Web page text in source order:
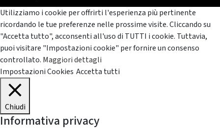
Utilizziamo i cookie per offrirti l'esperienza più pertinente
ricordando le tue preferenze nelle prossime visite. Cliccando su
"Accetta tutto", acconsenti all'uso di TUTTI i cookie. Tuttavia,
puoi visitare "Impostazioni cookie" per fornire un consenso
controllato. Maggiori dettagli
Impostazioni Cookies Accetta tutti
Chiudi
Informativa privacy